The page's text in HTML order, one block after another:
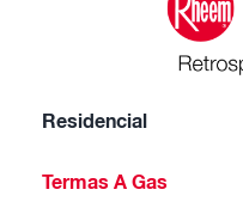
Residencial
Termas A Gas